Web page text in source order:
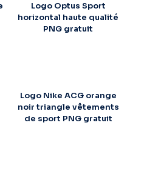
Logo Optus Sport
horizontal haute qualité
PNG gratuit
Logo Nike ACG orange
noir triangle vêtements
de sport PNG gratuit